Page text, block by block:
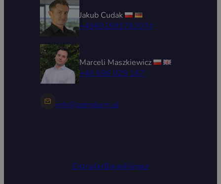
Jakub Cudak
+49692991782074
Marceli Maszkiewicz
+48 696 029 167
info@zptrailers.pl
EistrailerBaranhänger